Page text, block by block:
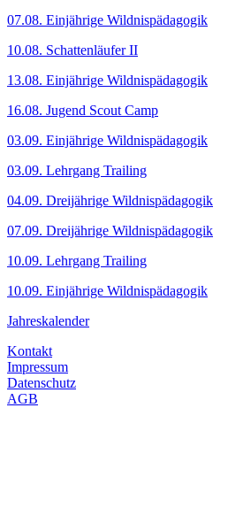
07.08. Einjährige Wildnispädagogik
10.08. Schattenläufer II
13.08. Einjährige Wildnispädagogik
16.08. Jugend Scout Camp
03.09. Einjährige Wildnispädagogik
03.09. Lehrgang Trailing
04.09. Dreijährige Wildnispädagogik
07.09. Dreijährige Wildnispädagogik
10.09. Lehrgang Trailing
10.09. Einjährige Wildnispädagogik
Jahreskalender
Kontakt
Impressum
Datenschutz
AGB